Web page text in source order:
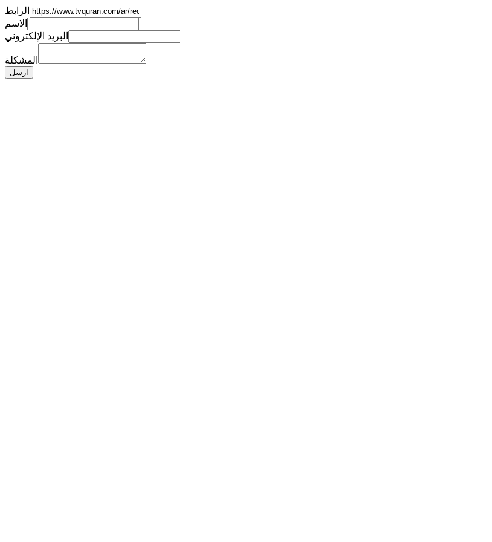
الرابط
الاسم
البريد الإلكتروني
المشكلة
ارسل